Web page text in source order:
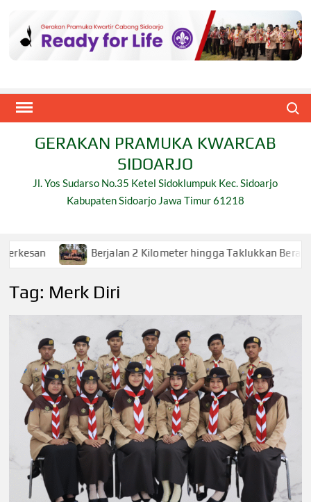
content
GERAKAN PRAMUKA KWARCAB
SIDOARJO
Jl. Yos Sudarso No.35 Ketel Sidoklumpuk Kec. Sidoarjo
Kabupaten Sidoarjo Jawa Timur 61218
Berjalan 2 Kilometer hingga Taklukkan Beragam Ujian,
Tag: Merk Diri